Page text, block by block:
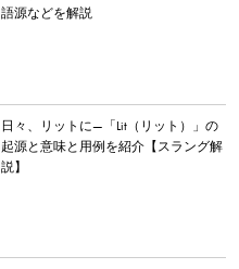
語源などを解説
日々、リットに—「Lit（リット）」の
起源と意味と用例を紹介【スラング解
説】